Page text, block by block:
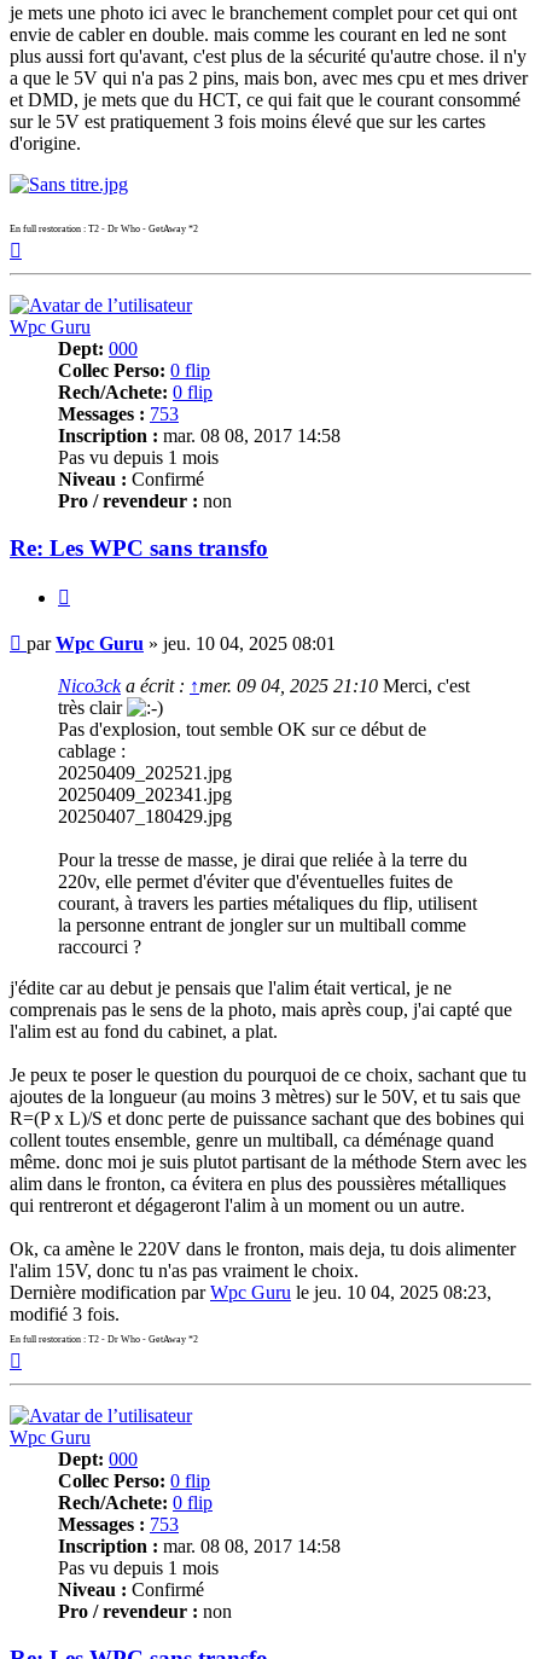
je mets une photo ici avec le branchement complet pour cet qui ont
envie de cabler en double. mais comme les courant en led ne sont
plus aussi fort qu'avant, c'est plus de la sécurité qu'autre chose. il n'y
a que le 5V qui n'a pas 2 pins, mais bon, avec mes cpu et mes driver
et DMD, je mets que du HCT, ce qui fait que le courant consommé
sur le 5V est pratiquement 3 fois moins élevé que sur les cartes
d'origine.
En full restoration : T2 - Dr Who - GetAway *2
Wpc Guru
Dept: 000
Collec Perso: 0 flip
Rech/Achete: 0 flip
Messages : 753
Inscription : mar. 08 08, 2017 14:58
Pas vu depuis 1 mois
Niveau : Confirmé
Pro / revendeur : non
Re: Les WPC sans transfo
Message
parWpc Guru » jeu. 10 04, 2025 08:01
Nico3cka écrit : ↑mer. 09 04, 2025 21:10 Merci, c'est
très clair
Pas d'explosion, tout semble OK sur ce début de
cablage :
20250409_202521.jpg
20250409_202341.jpg
20250407_180429.jpg
Pour la tresse de masse, je dirai que reliée à la terre du
220v, elle permet d'éviter que d'éventuelles fuites de
courant, à travers les parties métaliques du flip, utilisent
la personne entrant de jongler sur un multiball comme
raccourci ?
j'édite car au debut je pensais que l'alim était vertical, je ne
comprenais pas le sens de la photo, mais après coup, j'ai capté que
l'alim est au fond du cabinet, a plat.
Je peux te poser le question du pourquoi de ce choix, sachant que tu
ajoutes de la longueur (au moins 3 mètres) sur le 50V, et tu sais que
R=(P x L)/S et donc perte de puissance sachant que des bobines qui
collent toutes ensemble, genre un multiball, ca déménage quand
même. donc moi je suis plutot partisant de la méthode Stern avec les
alim dans le fronton, ca évitera en plus des poussières métalliques
qui rentreront et dégageront l'alim à un moment ou un autre.
Ok, ca amène le 220V dans le fronton, mais deja, tu dois alimenter
l'alim 15V, donc tu n'as pas vraiment le choix.
Dernière modification parWpc Guru le jeu. 10 04, 2025 08:23,
modifié 3 fois.
En full restoration : T2 - Dr Who - GetAway *2
Wpc Guru
Dept: 000
Collec Perso: 0 flip
Rech/Achete: 0 flip
Messages : 753
Inscription : mar. 08 08, 2017 14:58
Pas vu depuis 1 mois
Niveau : Confirmé
Pro / revendeur : non